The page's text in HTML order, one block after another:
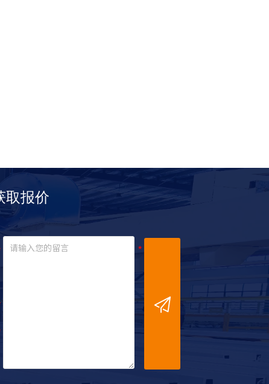
取报价
